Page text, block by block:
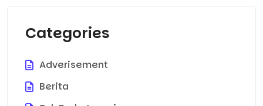
Categories
Adverisement
Berita